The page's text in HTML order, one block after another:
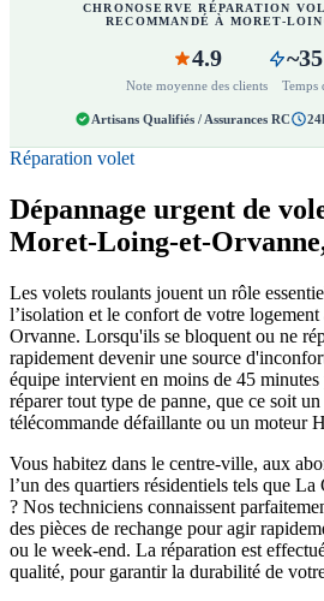
CHRONOSERVE RÉPARATION
RECOMMANDÉ À MORET-
4.9
Note moyenne des clients Temps
Artisans Qualifiés / Assurances RC
Réparation volet
Dépannage urgent de
Moret-Loing-et-
Les volets roulants jouent un rôle
l’isolation et le confort de votre
Orvanne. Lorsqu'ils se bloquent ou ne
rapidement devenir une source
équipe intervient en moins de 45
réparer tout type de panne, que ce soit
télécommande défaillante ou un moteur
Vous habitez dans le centre-ville, aux
l’un des quartiers résidentiels tels que
? Nos techniciens connaissent
des pièces de rechange pour agir
ou le week-end. La réparation est
qualité, pour garantir la durabilité de